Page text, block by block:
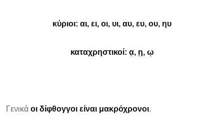
κύριοι: αι, ει, οι, υι, αυ, ευ, ου, ηυ
καταχρηστικοί: ᾳ, ῃ, ῳ
Γενικά οι δίφθογγοι είναι μακρόχρονοι.